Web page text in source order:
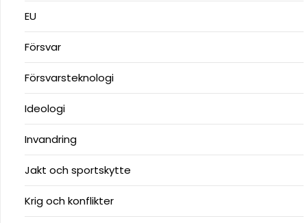
EU
Försvar
Försvarsteknologi
Ideologi
Invandring
Jakt och sportskytte
Krig och konflikter